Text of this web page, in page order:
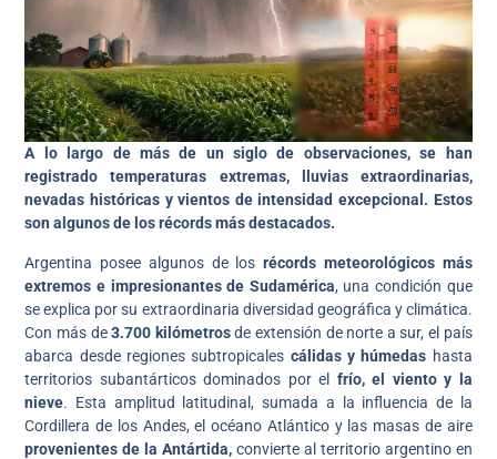
A lo largo de más de un siglo de observaciones, se han
registrado temperaturas extremas, lluvias extraordinarias,
nevadas históricas y vientos de intensidad excepcional. Estos
son algunos de los récords más destacados.
Argentina posee algunos de losrécords meteorológicos más
extremos e impresionantes de Sudamérica, una condición que
se explica por su extraordinaria diversidad geográfica y climática.
Con más de3.700 kilómetrosde extensión de norte a sur, el país
abarca desde regiones subtropicales cálidas y húmedas hasta
territorios subantárticos dominados por el
frío, el viento y la
nieve. Esta amplitud latitudinal, sumada a la influencia de la
Cordillera de los Andes, el océano Atlántico y las masas de aire
provenientes de la Antártida, convierte al territorio argentino en